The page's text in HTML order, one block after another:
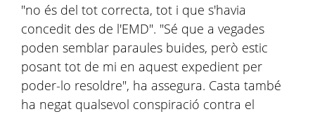
"no és del tot correcta, tot i que s'havia
concedit des de l'EMD". "Sé que a vegades
poden semblar paraules buides, però estic
posant tot de mi en aquest expedient per
poder-lo resoldre", ha assegura. Casta també
ha negat qualsevol conspiració contra el